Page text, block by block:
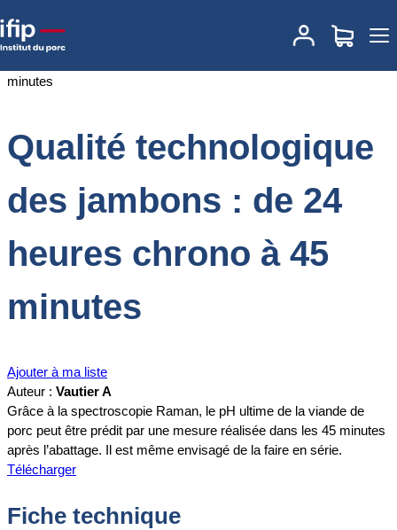
Accueil
Qualité technologique des jambons : de
24 heures chrono à 45 minutes
Qualité technologique
des jambons : de 24
heures chrono à 45
minutes
Ajouter à ma liste
Auteur : Vautier A
Grâce à la spectroscopie Raman, le pH ultime de la viande de
porc peut être prédit par une mesure réalisée dans les 45 minutes
après l’abattage. Il est même envisagé de la faire en série.
Télécharger
Fiche technique